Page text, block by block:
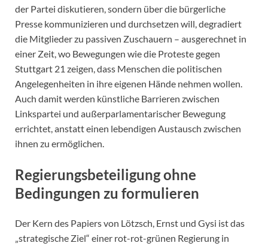
der Partei diskutieren, sondern über die bürgerliche
Presse kommunizieren und durchsetzen will, degradiert
die Mitglieder zu passiven Zuschauern – ausgerechnet in
einer Zeit, wo Bewegungen wie die Proteste gegen
Stuttgart 21 zeigen, dass Menschen die politischen
Angelegenheiten in ihre eigenen Hände nehmen wollen.
Auch damit werden künstliche Barrieren zwischen
Linkspartei und außerparlamentarischer Bewegung
errichtet, anstatt einen lebendigen Austausch zwischen
ihnen zu ermöglichen.
Regierungsbeteiligung ohne
Bedingungen zu formulieren
Der Kern des Papiers von Lötzsch, Ernst und Gysi ist das
„strategische Ziel“ einer rot-rot-grünen Regierung in